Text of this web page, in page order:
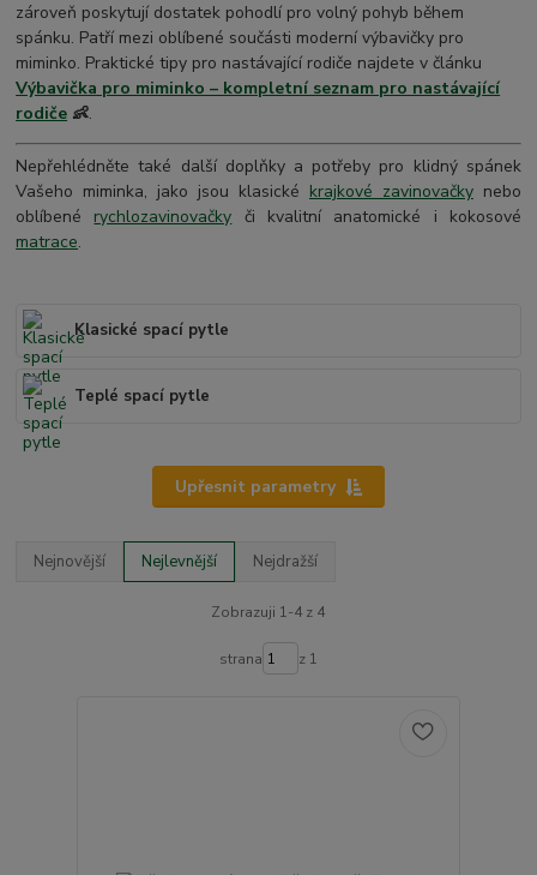
zároveň poskytují dostatek pohodlí pro volný pohyb během
spánku. Patří mezi oblíbené součásti moderní výbavičky pro
miminko. Praktické tipy pro nastávající rodiče najdete v článku
Výbavička pro miminko – kompletní seznam pro nastávající
rodiče 👶.
Nepřehlédněte také další doplňky a potřeby pro klidný spánek
Vašeho miminka, jako jsou klasické krajkové zavinovačkynebo
oblíbené rychlozavinovačky či kvalitní anatomické i kokosové
matrace.
Klasické spací pytle
Teplé spací pytle
Upřesnit parametry
Nejnovější Nejlevnější Nejdražší
Zobrazuji 1-4 z 4
strana z 1